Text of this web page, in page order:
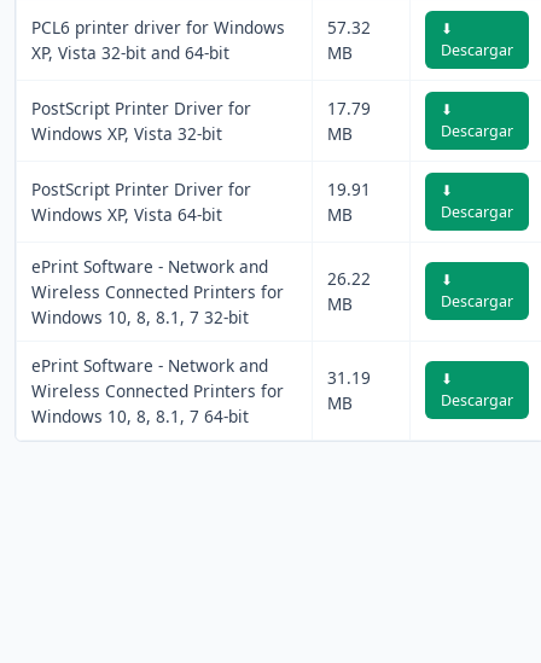
PCL6 printer driver for Windows
XP, Vista 32-bit and 64-bit
57.32
MB
⬇
Descargar
PostScript Printer Driver for
Windows XP, Vista 32-bit
17.79
MB
⬇
Descargar
PostScript Printer Driver for
Windows XP, Vista 64-bit
19.91
MB
⬇
Descargar
ePrint Software - Network and
Wireless Connected Printers for
Windows 10, 8, 8.1, 7 32-bit
26.22
MB
⬇
Descargar
ePrint Software - Network and
Wireless Connected Printers for
Windows 10, 8, 8.1, 7 64-bit
31.19
MB
⬇
Descargar